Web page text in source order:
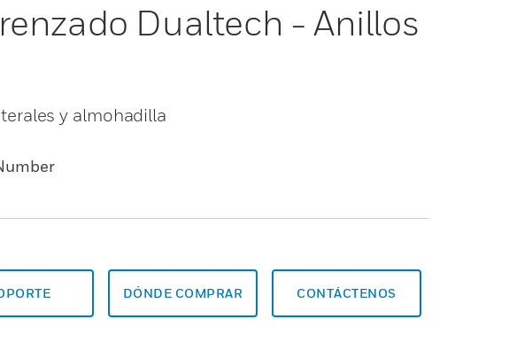
Dualtech - Anillos
y almohadilla
DÓNDE COMPRAR CONTÁCTENOS